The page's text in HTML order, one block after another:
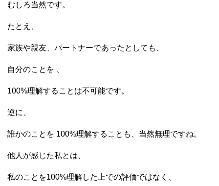
むしろ当然です。
たとえ、
家族や親友、パートナーであったとしても、
自分のことを 、
100%理解することは不可能です。
逆に、
誰かのことを 100%理解することも、当然無理ですね。
他人が感じた私とは、
私のことを100%理解した上での評価ではなく、